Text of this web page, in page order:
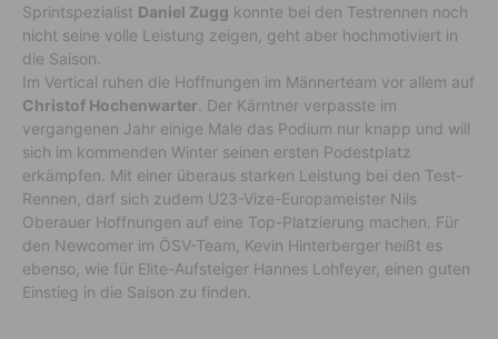
Sprintspezialist Daniel Zugg konnte bei den Testrennen noch
nicht seine volle Leistung zeigen, geht aber hochmotiviert in
die Saison.
Im Vertical ruhen die Hoffnungen im Männerteam vor allem auf
Christof Hochenwarter . Der Kärntner verpasste im
vergangenen Jahr einige Male das Podium nur knapp und will
sich im kommenden Winter seinen ersten Podestplatz
erkämpfen. Mit einer überaus starken Leistung bei den Test-
Rennen, darf sich zudem U23-Vize-Europameister Nils
Oberauer Hoffnungen auf eine Top-Platzierung machen. Für
den Newcomer im ÖSV-Team, Kevin Hinterberger heißt es
ebenso, wie für Elite-Aufsteiger Hannes Lohfeyer, einen guten
Einstieg in die Saison zu finden.